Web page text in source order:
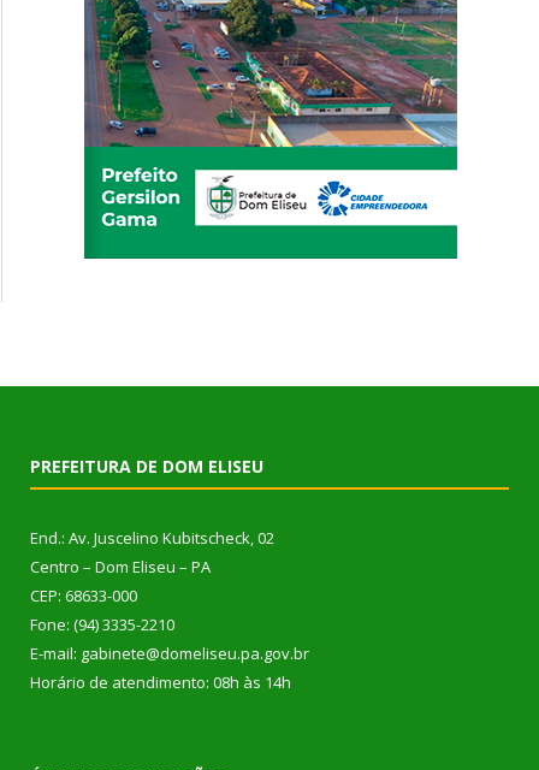
PREFEITURA DE DOM ELISEU
End.: Av. Juscelino Kubitscheck, 02
Centro – Dom Eliseu – PA
CEP: 68633-000
Fone: (94) 3335-2210
E-mail: gabinete@domeliseu.pa.gov.br
Horário de atendimento: 08h às 14h